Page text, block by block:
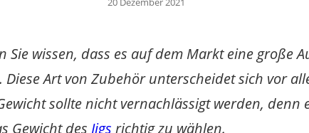
Sie wissen, dass es auf dem Markt eine große
Art von Zubehör unterscheidet sich vor
sollte nicht vernachlässigt werden, denn
Gewicht des Jigs richtig zu wählen.